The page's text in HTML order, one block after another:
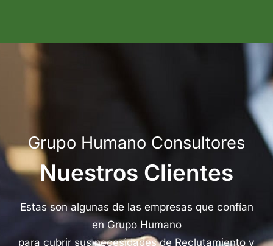
Grupo Humano Consultores
Nuestros Clientes
Estas son algunas de las empresas que confían
en Grupo Humano
para cubrir sus necesidades de Reclutamiento y